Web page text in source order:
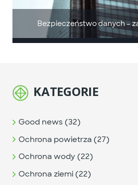
Bezpieczeństwo danych –
KATEGORIE
Good news (32)
Ochrona powietrza (27)
Ochrona wody (22)
Ochrona ziemi (22)